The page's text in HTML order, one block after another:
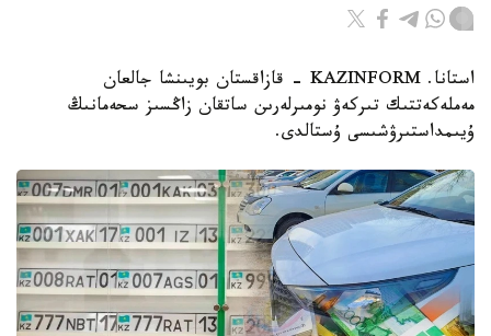
استانا. KAZINFORM - قازاقستان بويىنشا جالعان
مەملەكەتتىك تىركەۋ نومىرلەرىن ساتقان زاڭسىز سحەمانىڭ
ۇيىمداستىرۋشىسى ۇستالدى.